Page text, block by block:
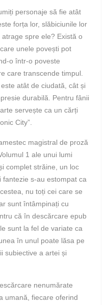
personaje să fie atât
forța lor, slăbiciunile lor
spre ele? Există o
unele povești pot
o într-o poveste
care transcende timpul.
atât de ciudată, cât și
durabilă. Pentru fânii
servește ca un cărți
City”.
magistral de proză
1 ale unui lumi
complet străine, un loc
s-au estompat ca
nu toți cei care se
sunt întâmpinați cu
că în descărcare epub
sunt la fel de variate ca
în unul poate lăsa pe
subiective a artei și
nenumărate
umană, fiecare oferind